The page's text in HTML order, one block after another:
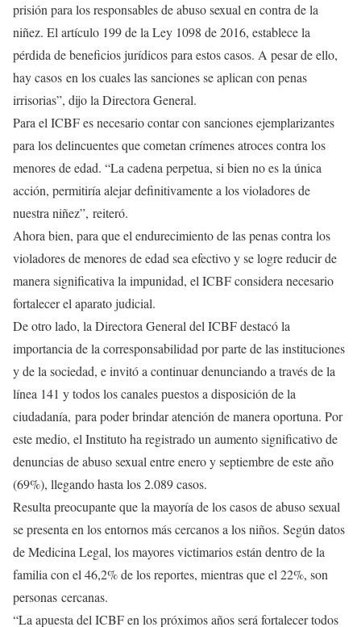
prisión para los responsables de abuso sexual en contra de la
niñez. El artículo 199 de la Ley 1098 de 2016, establece la
pérdida de beneficios jurídicos para estos casos. A pesar de ello,
hay casos en los cuales las sanciones se aplican con penas
irrisorias”, dijo la Directora General.
Para el ICBF es necesario contar con sanciones ejemplarizantes
para los delincuentes que cometan crímenes atroces contra los
menores de edad. “La cadena perpetua, si bien no es la única
acción, permitiría alejar definitivamente a los violadores de
nuestra niñez”, reiteró.
Ahora bien, para que el endurecimiento de las penas contra los
violadores de menores de edad sea efectivo y se logre reducir de
manera significativa la impunidad, el ICBF considera necesario
fortalecer el aparato judicial.
De otro lado, la Directora General del ICBF destacó la
importancia de la corresponsabilidad por parte de las instituciones
y de la sociedad, e invitó a continuar denunciando a través de la
línea 141 y todos los canales puestos a disposición de la
ciudadanía, para poder brindar atención de manera oportuna. Por
este medio, el Instituto ha registrado un aumento significativo de
denuncias de abuso sexual entre enero y septiembre de este año
(69%), llegando hasta los 2.089 casos.
Resulta preocupante que la mayoría de los casos de abuso sexual
se presenta en los entornos más cercanos a los niños. Según datos
de Medicina Legal, los mayores victimarios están dentro de la
familia con el 46,2% de los reportes, mientras que el 22%, son
personas cercanas.
“La apuesta del ICBF en los próximos años será fortalecer todos